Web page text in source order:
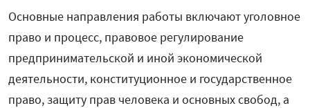
Основные направления работы включают уголовное
право и процесс, правовое регулирование
предпринимательской и иной экономической
деятельности, конституционное и государственное
право, защиту прав человека и основных свобод, а